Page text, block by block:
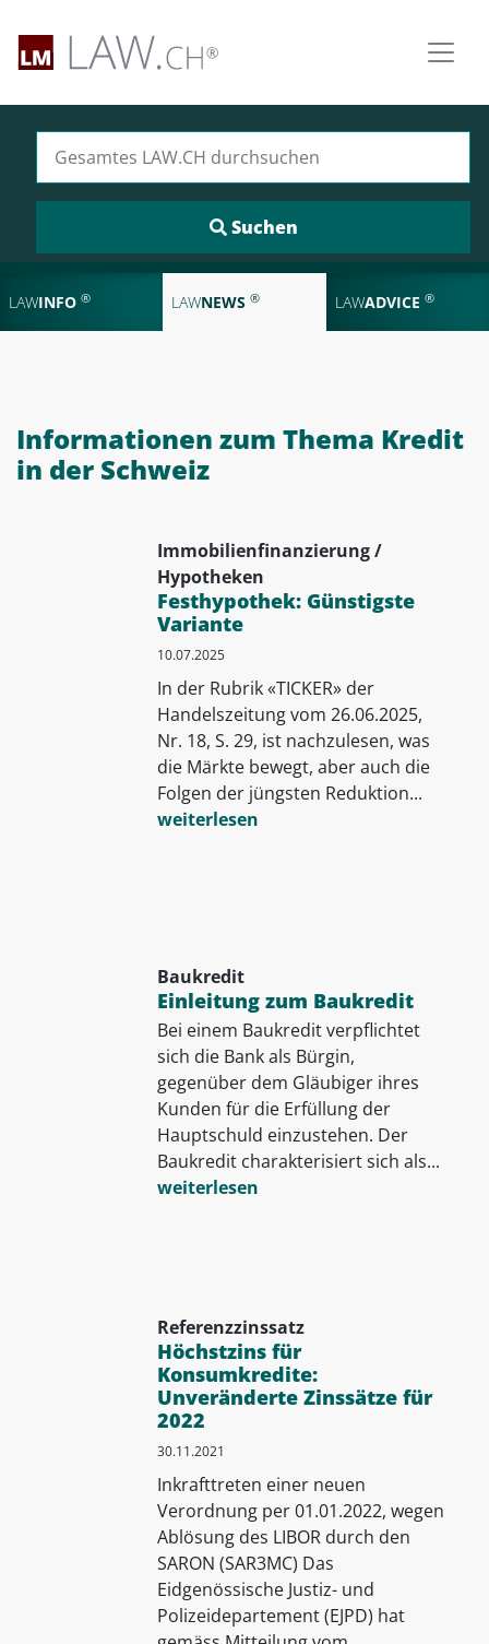
LAWINFO ® LAWNEWS ® LAWADVICE ®
Informationen zum Thema Kredit
in der Schweiz
Immobilienfinanzierung /
Hypotheken
Festhypothek: Günstigste
Variante
10.07.2025
In der Rubrik «TICKER» der
Handelszeitung vom 26.06.2025,
Nr. 18, S. 29, ist nachzulesen, was
die Märkte bewegt, aber auch die
Folgen der jüngsten Reduktion...
weiterlesen
Baukredit
Einleitung zum Baukredit
Bei einem Baukredit verpflichtet
sich die Bank als Bürgin,
gegenüber dem Gläubiger ihres
Kunden für die Erfüllung der
Hauptschuld einzustehen. Der
Baukredit charakterisiert sich als...
weiterlesen
Referenzzinssatz
Höchstzins für
Konsumkredite:
Unveränderte Zinssätze für
2022
30.11.2021
Inkrafttreten einer neuen
Verordnung per 01.01.2022, wegen
Ablösung des LIBOR durch den
SARON (SAR3MC) Das
Eidgenössische Justiz- und
Polizeidepartement (EJPD) hat